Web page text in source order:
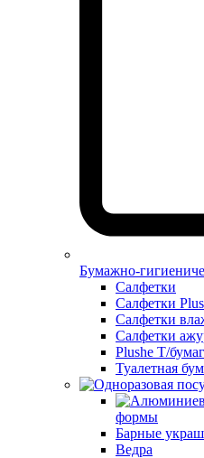
Бумажно-
Салфетки
Салфетки
Салфетки
Салфетки
Plushe Т/
Туалетная
формы
Барные
Ведра